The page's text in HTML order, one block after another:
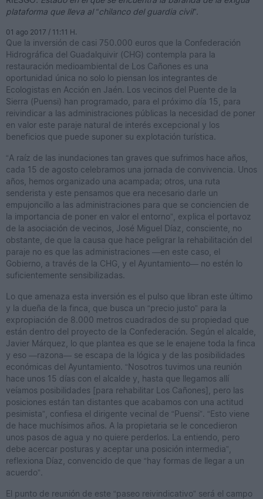
plataforma que lleva al “chilanco del guardia civil”.
01 ago 2017 / 11:11 H.
Que la inversión de casi 750.000 euros que la Confederación
Hidrográfica del Guadalquivir (CHG) contempla para la
restauración medioambiental de Los Cañones es una
oportunidad única no solo lo piensan los integrantes de
Ecologistas en Acción en Jaén. Los vecinos del Puente de la
Sierra (Puensi) han programado, para el próximo día 15, para
reivindicar a las administraciones públicas la necesidad de poner
en valor este paraje natural de interés excepcional y los
beneficios que puede suponer su explotación turística.
“A raíz de las inundaciones tan graves que sufrimos hace años,
cada 15 de agosto celebramos una jornada de convivencia. Unos
años, hemos organizado una acampada; otros, una ruta
senderista y este pensamos que era necesario darle un
empujoncillo a las administraciones para que se conciencien de
la importancia de poner en valor el entorno”, explica el portavoz
de la asociación de vecinos, José Miguel Díaz, consciente, no
obstante, de que la causa que hace peligrar la rehabilitación del
paraje no es que las administraciones —en este caso, el
Gobierno, a través de la CHG, y el Ayuntamiento— no estén lo
suficientemente sensibilizadas.
Lo que amenaza esta inversión es el pulso que libran este último
y la dueña de la finca, que busca un “precio justo” para la
expropiación de 8.000 metros cuadrados de su propiedad que
están dentro del proyecto de la Confederación. Según el alcalde,
Javier Márquez, lo que plantea es que se le enajene toda la finca
y eso —razona— se escapa de la lógica y de las posibilidades
económicas del Ayuntamiento. “Nosotros tuvimos una reunión
hace unos 15 días con el alcalde y, hasta que llegamos allí
veíamos posibilidades [para rehabilitar Los Cañones], pero las
posiciones están tan distantes que acabamos con una actitud
pesimista”, confiesa el dirigente vecinal de “Puensi”. “Esto viene
de hace muchísimos años. A la propietaria se le concedieron
unos pasos de agua y no quiere perderlos. La entiendo, pero
debe acercar posturas y aceptar una posición intermedia”,
reflexiona Díaz, convencido de que “hay formas de llegar a un
acuerdo”.
El punto de reunión de este “paseo reivindicativo” será el campo